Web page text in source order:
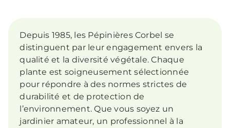
Depuis 1985, les Pépinières Corbel se
distinguent par leur engagement envers la
qualité et la diversité végétale. Chaque
plante est soigneusement sélectionnée
pour répondre à des normes strictes de
durabilité et de protection de
l’environnement. Que vous soyez un
jardinier amateur, un professionnel à la